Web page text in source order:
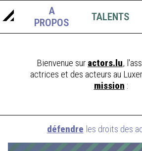
A
PROPOS
TALENTS
Bienvenue sur actors.lu,
actrices et des acteurs au
mission :
défendre les droits des